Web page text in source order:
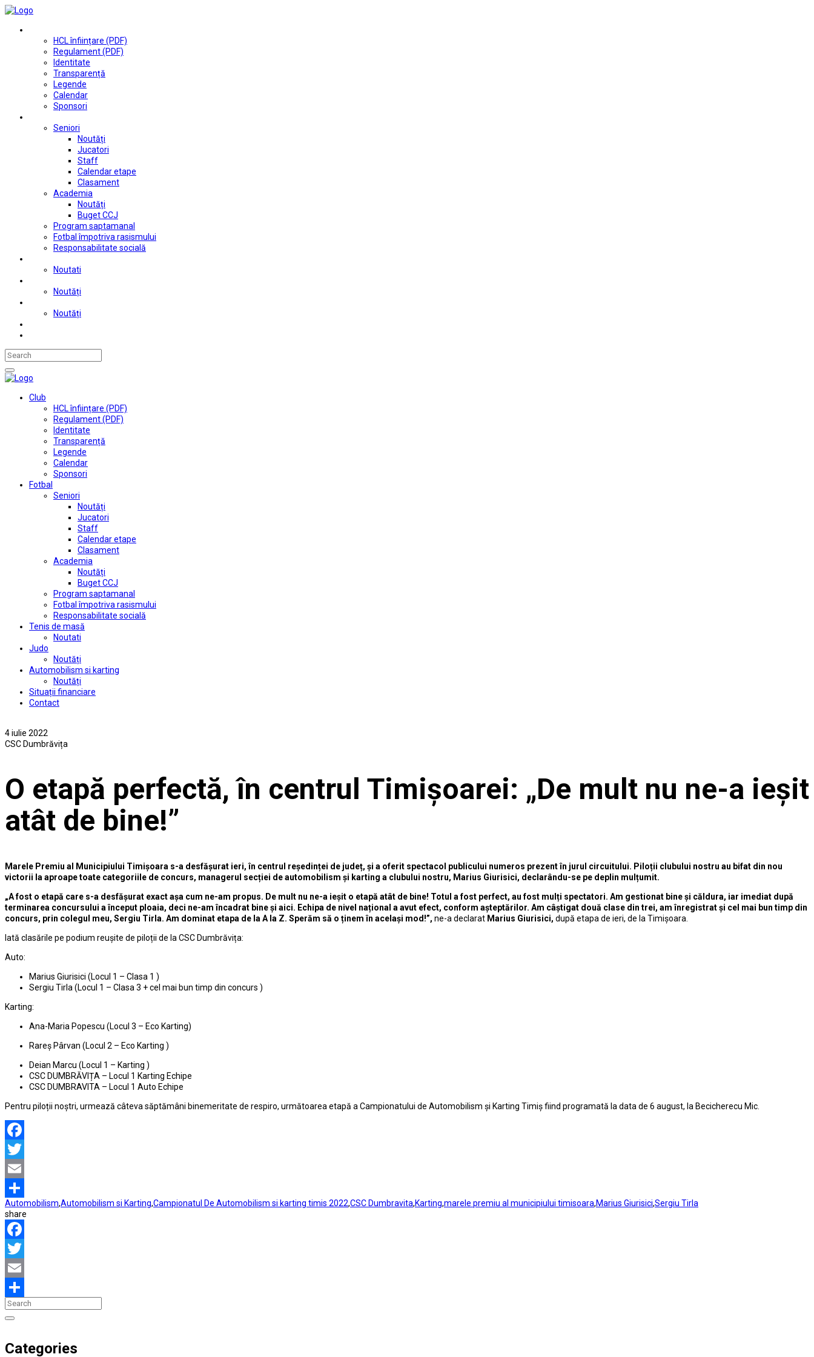
HCL înființare (PDF)
Regulament (PDF)
Identitate
Transparență
Legende
Calendar
Sponsori
Seniori
Noutăți
Jucatori
Staff
Calendar etape
Clasament
Academia
Noutăți
Buget CCJ
Program saptamanal
Fotbal împotriva rasismului
Responsabilitate socială
Noutati
Noutăți
Noutăți
Club
HCL înființare (PDF)
Regulament (PDF)
Identitate
Transparență
Legende
Calendar
Sponsori
Fotbal
Seniori
Noutăți
Jucatori
Staff
Calendar etape
Clasament
Academia
Noutăți
Buget CCJ
Program saptamanal
Fotbal împotriva rasismului
Responsabilitate socială
Tenis de masă
Noutati
Judo
Noutăți
Automobilism si karting
Noutăți
Situații financiare
Contact
4 iulie 2022
CSC Dumbrăvița
O etapă perfectă, în centrul Timișoarei: „De mult nu ne-a ieșit
atât de bine!”
Marele Premiu al Municipiului Timișoara s-a desfășurat ieri, în centrul reședinței de județ, și a oferit spectacol publicului numeros prezent în jurul circuitului. Piloții clubului nostru au bifat din nou
victorii la aproape toate categoriile de concurs, managerul secției de automobilism și karting a clubului nostru, Marius Giurisici, declarându-se pe deplin mulțumit.
„A fost o etapă care s-a desfășurat exact așa cum ne-am propus. De mult nu ne-a ieșit o etapă atât de bine! Totul a fost perfect, au fost mulți spectatori. Am gestionat bine și căldura, iar imediat după
terminarea concursului a început ploaia, deci ne-am încadrat bine și aici. Echipa de nivel național a avut efect, conform așteptărilor. Am câștigat două clase din trei, am înregistrat și cel mai bun timp din
concurs, prin colegul meu, Sergiu Tirla. Am dominat etapa de la A la Z. Sperăm să o ținem în același mod!”, ne-a declarat Marius Giurisici, după etapa de ieri, de la Timișoara.
Iată clasările pe podium reușite de piloții de la CSC Dumbrăvița:
Auto:
Marius Giurisici (Locul 1 – Clasa 1 )
Sergiu Tirla (Locul 1 – Clasa 3 + cel mai bun timp din concurs )
Karting:
Ana-Maria Popescu (Locul 3 – Eco Karting)
Rareș Pârvan (Locul 2 – Eco Karting )
Deian Marcu (Locul 1 – Karting )
CSC DUMBRĂVIȚA – Locul 1 Karting Echipe
CSC DUMBRAVITA – Locul 1 Auto Echipe
Pentru piloții noștri, urmează câteva săptămâni binemeritate de respiro, următoarea etapă a Campionatului de Automobilism și Karting Timiș fiind programată la data de 6 august, la Becicherecu Mic.
Facebook
Twitter
Email
Partajează
Automobilism,Automobilism si Karting,Campionatul De Automobilism si karting timis 2022,CSC Dumbravita,Karting,marele premiu al municipiului timisoara,Marius Giurisici,Sergiu Tirla
share
Facebook
Twitter
Email
Partajează
Categories